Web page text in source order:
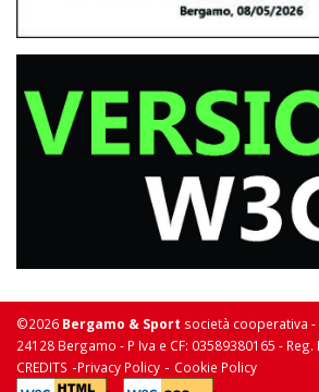
©2026 Bergamo & Sport società cooperativa -
24128 Bergamo - P Iva e CF: 03589380165 -
CREDITS -Privacy Policy - Cookie Policy